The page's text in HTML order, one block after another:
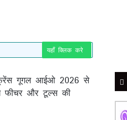
यहाँ क्लिक करे
गूगल आईओ 2026 से
फीचर और टूल्स की